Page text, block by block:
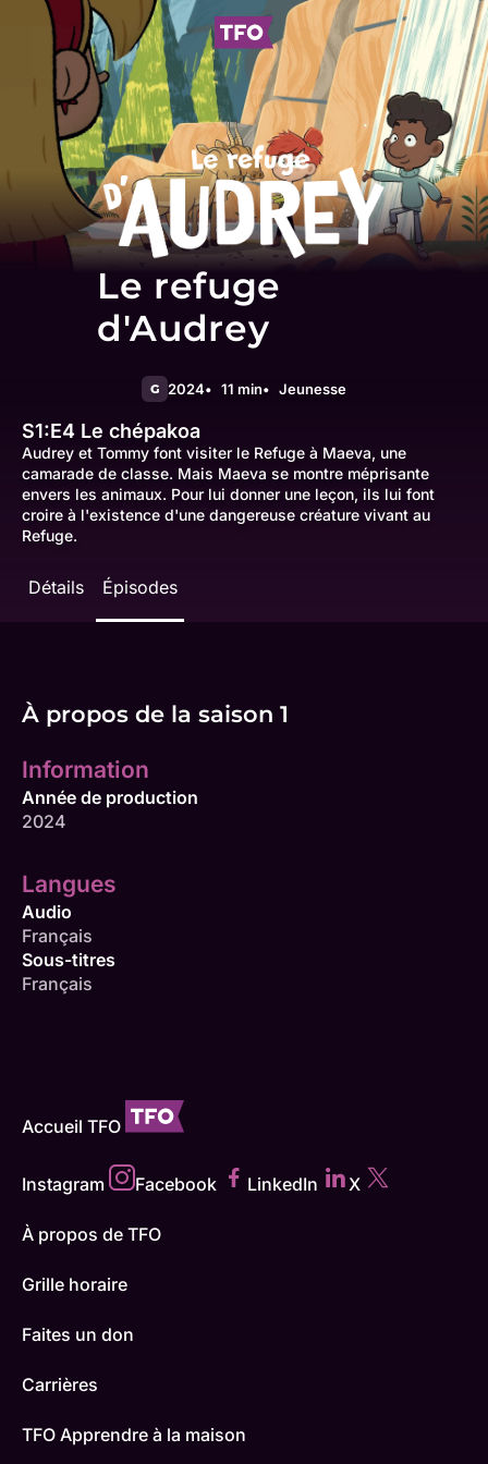
Le refuge
d'Audrey
G 2024 11 min Jeunesse
S1:E4 Le chépakoa
Audrey et Tommy font visiter le Refuge à Maeva, une
camarade de classe. Mais Maeva se montre méprisante
envers les animaux. Pour lui donner une leçon, ils lui font
croire à l'existence d'une dangereuse créature vivant au
Refuge.
Détails Épisodes
À propos de la saison 1
Information
Année de production
2024
Langues
Audio
Français
Sous-titres
Français
Accueil TFO
Instagram Facebook LinkedIn X
À propos de TFO
Grille horaire
Faites un don
Carrières
TFO Apprendre à la maison